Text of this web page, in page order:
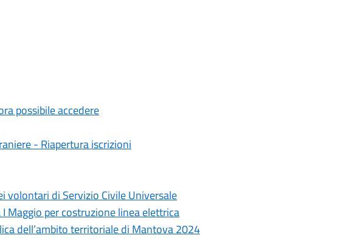
possibile accedere
- Riapertura iscrizioni
volontari di Servizio Civile Universale
Maggio per costruzione linea elettrica
dell’ambito territoriale di Mantova 2024